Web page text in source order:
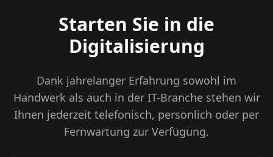
Starten Sie in die
Digitalisierung
Dank jahrelanger Erfahrung sowohl im
Handwerk als auch in der IT-Branche stehen wir
Ihnen jederzeit telefonisch, persönlich oder per
Fernwartung zur Verfügung.